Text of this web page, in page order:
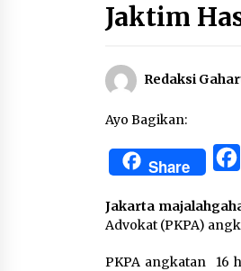
Jaktim
Redaksi
Ayo Bagikan:
Share
Jakarta
Advokat (PKPA)
PKPA angkatan 16